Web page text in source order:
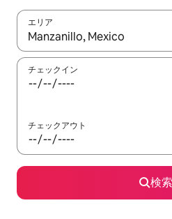
エリア
検索結果が表示されたら、上下
チェックイン
チェックアウト
検索